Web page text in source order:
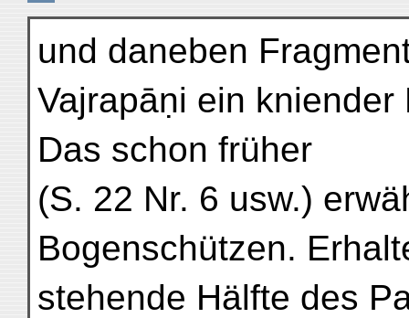
und daneben
Vajrapāṇi ein
Das schon früher
(S. 22 Nr. 6 usw.)
Bogenschützen.
stehende Hälfte des